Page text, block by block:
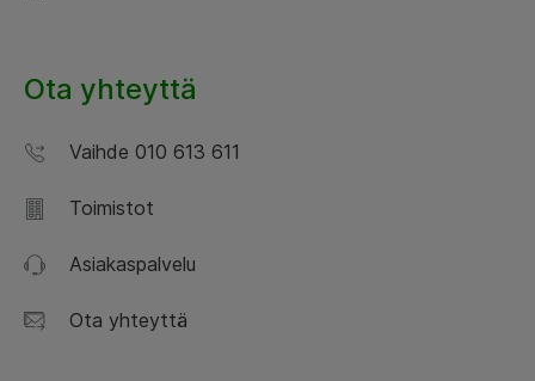
Ota yhteyttä
Vaihde 010 613 611
Toimistot
Asiakaspalvelu
Ota yhteyttä